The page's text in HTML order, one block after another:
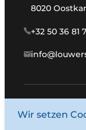
8020
+32 50 36 81
Wir setzen